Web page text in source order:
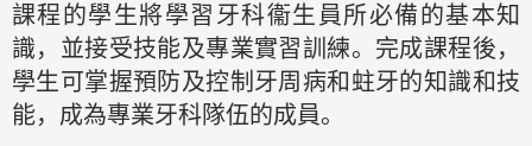
課程的學生將學習牙科衞生員所必備的基本知
識，並接受技能及專業實習訓練。完成課程後，
學生可掌握預防及控制牙周病和蛀牙的知識和技
能，成為專業牙科隊伍的成員。